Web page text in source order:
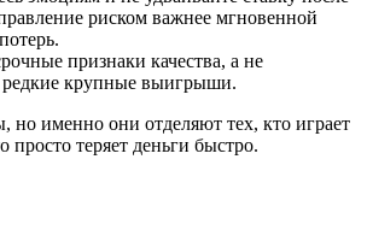
риском важнее мгновенной
признаки качества, а не
редкие крупные выигрыши.
но именно они отделяют тех, кто играет
просто теряет деньги быстро.